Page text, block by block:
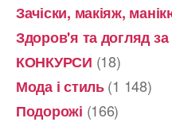
Зачіски, макіяж,
Здоров'я та догляд
КОНКУРСИ (18)
Мода і стиль(1 148)
Подорожі (166)